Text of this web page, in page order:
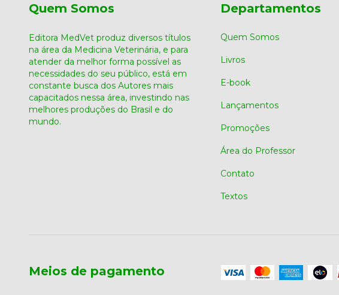
Quem Somos
Editora MedVet produz diversos títulos
na área da Medicina Veterinária, e para
atender da melhor forma possível as
necessidades do seu público, está em
constante busca dos Autores mais
capacitados nessa área, investindo nas
melhores produções do Brasil e do
mundo.
Departamentos
Quem Somos
Livros
E-book
Lançamentos
Promoções
Área do Professor
Contato
Textos
Meios de pagamento